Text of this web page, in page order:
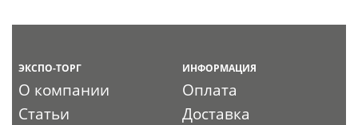
ЭКСПО-ТОРГ
О компании
Статьи
ИНФОРМАЦИЯ
Оплата
Доставка